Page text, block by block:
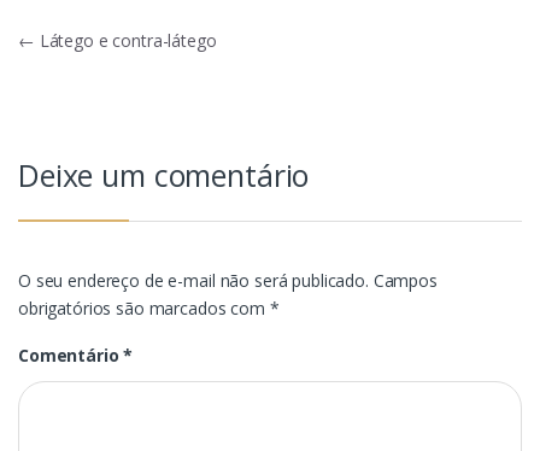
Navegação
← Látego e contra-látego
Deixe um comentário
O seu endereço de e-mail não será publicado. Campos
obrigatórios são marcados com *
Comentário*